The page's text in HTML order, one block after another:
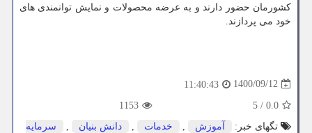
کشورمان حضور دارند و به عرضه محصولات و نمایش توانمندی های
خود می پردازند.
1400/09/12
11:40:43
0.0
/
5
1153
تگهای خبر:
آموزش , خدمات , دانش بنیان ,
سرمایه